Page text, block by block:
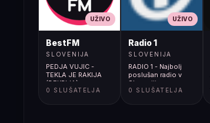
UŽIVO
BestFM
SLOVENIJA
PEDJA VUJIC -
TEKLA JE RAKIJA
(BEKRIJA)
0 SLUŠATELJA
UŽIVO
Radio 1
SLOVENIJA
RADIO 1 - Najbolj
poslušan radio v
Sloveniji
0 SLUŠATELJA